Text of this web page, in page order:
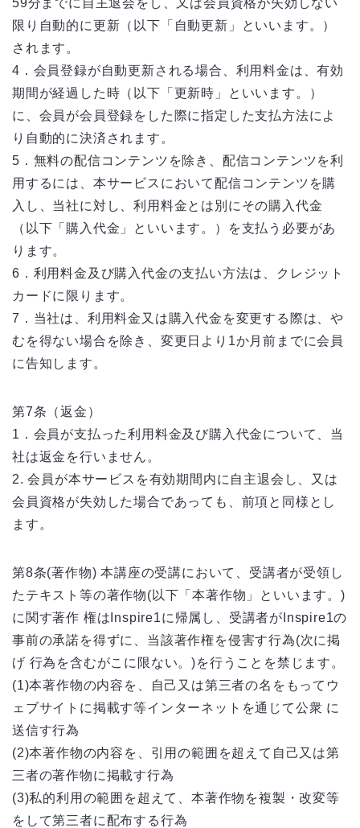
59分までに自主退会をし、又は会員資格が失効しない
限り自動的に更新（以下「自動更新」といいます。）
されます。
4．会員登録が自動更新される場合、利用料金は、有効
期間が経過した時（以下「更新時」といいます。）
に、会員が会員登録をした際に指定した支払方法によ
り自動的に決済されます。
5．無料の配信コンテンツを除き、配信コンテンツを利
用するには、本サービスにおいて配信コンテンツを購
入し、当社に対し、利用料金とは別にその購入代金
（以下「購入代金」といいます。）を支払う必要があ
ります。
6．利用料金及び購入代金の支払い方法は、クレジット
カードに限ります。
7．当社は、利用料金又は購入代金を変更する際は、や
むを得ない場合を除き、変更日より1か月前までに会員
に告知します。
第7条（返金）
1．会員が支払った利用料金及び購入代金について、当
社は返金を行いません。
2. 会員が本サービスを有効期間内に自主退会し、又は
会員資格が失効した場合であっても、前項と同様とし
ます。
第8条(著作物) 本講座の受講において、受講者が受領し
たテキスト等の著作物(以下「本著作物」といいます。)
に関す著作 権はInspire1に帰属し、受講者がInspire1の
事前の承諾を得ずに、当該著作権を侵害す行為(次に掲
げ 行為を含むがこに限ない。)を行うことを禁じます。
(1)本著作物の内容を、自己又は第三者の名をもってウ
ェブサイトに掲載す等インターネットを通じて公衆 に
送信す行為
(2)本著作物の内容を、引用の範囲を超えて自己又は第
三者の著作物に掲載す行為
(3)私的利用の範囲を超えて、本著作物を複製・改変等
をして第三者に配布する行為